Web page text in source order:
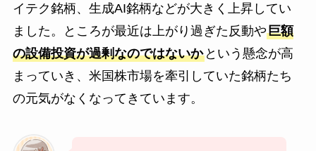
イテク銘柄、生成AI銘柄などが大きく上昇してい
ました。ところが最近は上がり過ぎた反動や巨額
の設備投資が過剰なのではないかという懸念が高
まっていき、米国株市場を牽引していた銘柄たち
の元気がなくなってきています。